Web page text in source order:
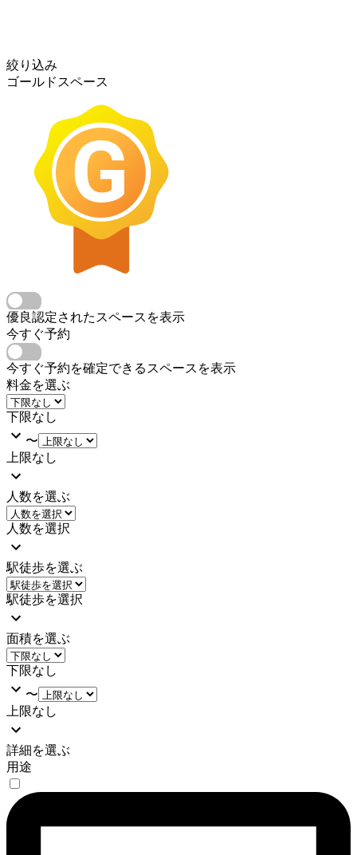
絞り込み
ゴールドスペース
優良認定されたスペースを表示
今すぐ予約
今すぐ予約を確定できるスペースを表示
料金を選ぶ
下限なし
〜
上限なし
人数を選ぶ
人数を選択
駅徒歩を選ぶ
駅徒歩を選択
面積を選ぶ
下限なし
〜
上限なし
詳細を選ぶ
用途